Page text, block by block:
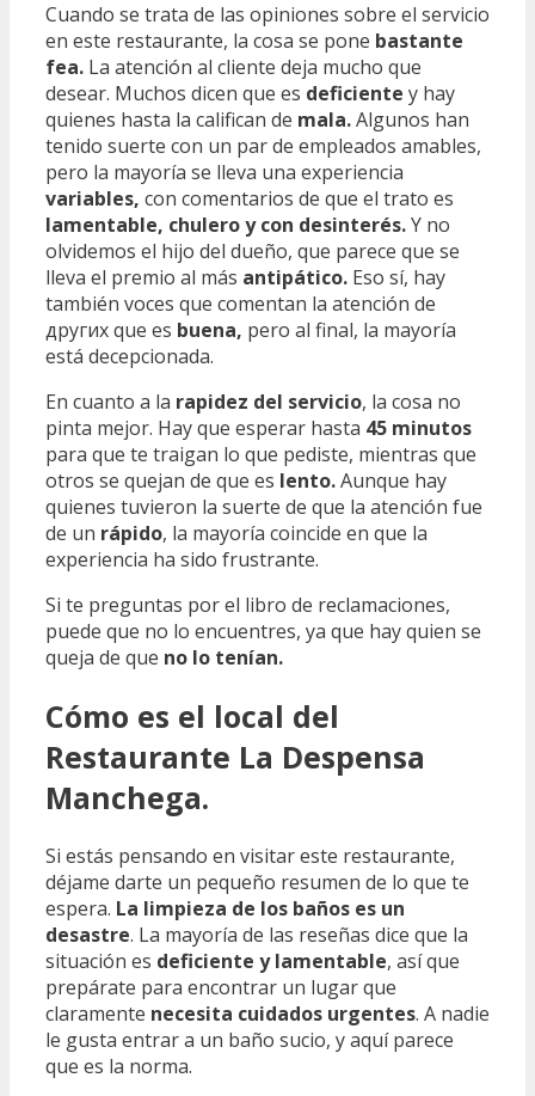
Cuando se trata de las opiniones sobre el servicio
en este restaurante, la cosa se pone bastante
fea. La atención al cliente deja mucho que
desear. Muchos dicen que es deficiente y hay
quienes hasta la califican de mala.Algunos han
tenido suerte con un par de empleados amables,
pero la mayoría se lleva una experiencia
variables, con comentarios de que el trato es
lamentable, chulero y con desinterés.Y no
olvidemos el hijo del dueño, que parece que se
lleva el premio al más antipático. Eso sí, hay
también voces que comentan la atención de
других que es buena, pero al final, la mayoría
está decepcionada.
En cuanto a la rapidez del servicio, la cosa no
pinta mejor. Hay que esperar hasta 45 minutos
para que te traigan lo que pediste, mientras que
otros se quejan de que es lento.Aunque hay
quienes tuvieron la suerte de que la atención fue
de un rápido, la mayoría coincide en que la
experiencia ha sido frustrante.
Si te preguntas por el libro de reclamaciones,
puede que no lo encuentres, ya que hay quien se
queja de que no lo tenían.
Cómo es el local del
Restaurante La Despensa
Manchega.
Si estás pensando en visitar este restaurante,
déjame darte un pequeño resumen de lo que te
espera. La limpieza de los baños es un
desastre. La mayoría de las reseñas dice que la
situación es deficiente y lamentable, así que
prepárate para encontrar un lugar que
claramente necesita cuidados urgentes. A nadie
le gusta entrar a un baño sucio, y aquí parece
que es la norma.